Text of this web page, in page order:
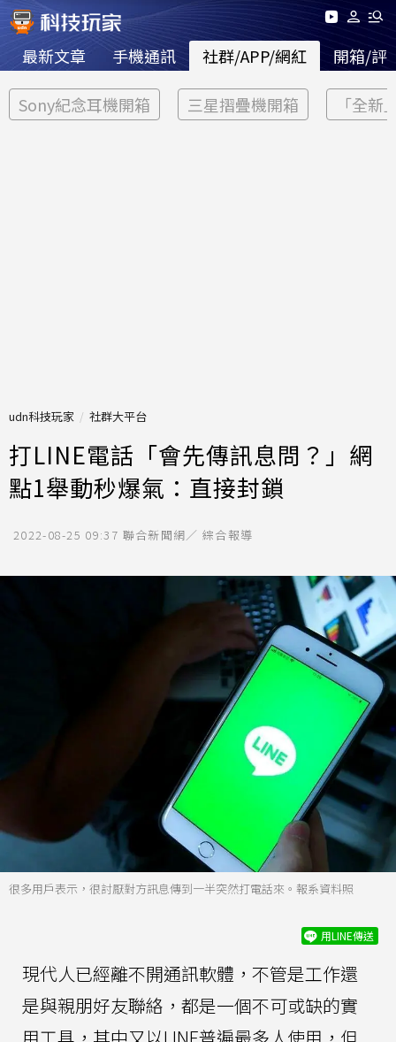
最新文章 手機通訊 社群/APP/網紅 開箱/評
Sony紀念耳機開箱 三星摺疊機開箱 「全新
udn科技玩家 社群大平台
打LINE電話「會先傳訊息問？」網
點1舉動秒爆氣：直接封鎖
2022-08-25 09:37 聯合新聞網／ 綜合報導
很多用戶表示，很討厭對方訊息傳到一半突然打電話來。報系資料照
用LINE傳送
現代人已經離不開通訊軟體，不管是工作還
是與親朋好友聯絡，都是一個不可或缺的實
用工具，其中又以LINE普遍最多人使用，但